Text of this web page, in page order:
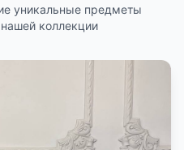
уникальные предметы
коллекции